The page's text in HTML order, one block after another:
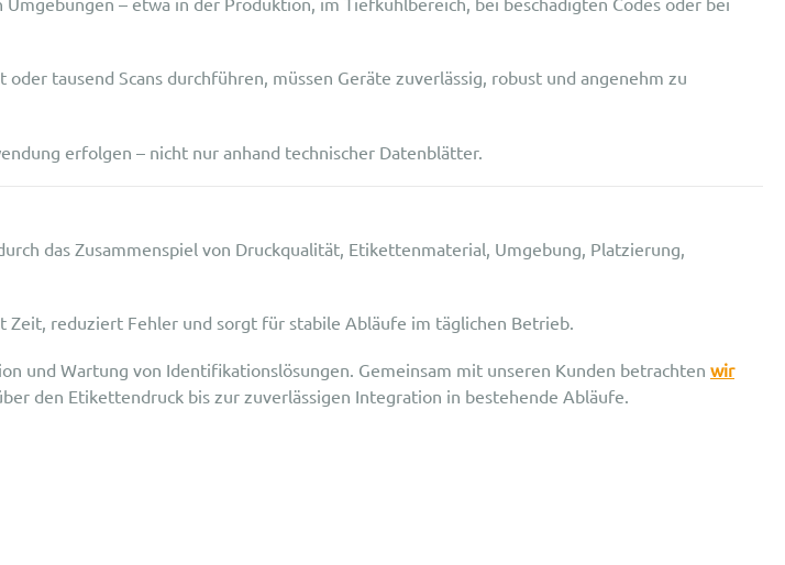
tausend Scans durchführen, müssen Geräte zuverlässig, robust und angenehm zu
erfolgen – nicht nur anhand technischer Datenblätter.
das Zusammenspiel von Druckqualität, Etikettenmaterial, Umgebung, Platzierung,
reduziert Fehler und sorgt für stabile Abläufe im täglichen Betrieb.
und Wartung von Identifikationslösungen. Gemeinsam mit unseren Kunden betrachten wir
den Etikettendruck bis zur zuverlässigen Integration in bestehende Abläufe.